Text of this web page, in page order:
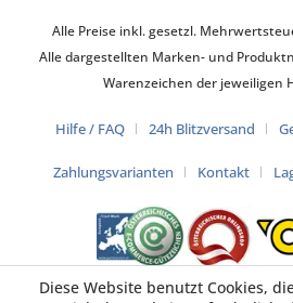
Alle Preise inkl. gesetzl.
Alle dargestellten Marken- und
Warenzeichen der jeweiligen
Hilfe / FAQ 24h Blitzversand
Zahlungsvarianten Kontakt
Diese Website benutzt Cookies,